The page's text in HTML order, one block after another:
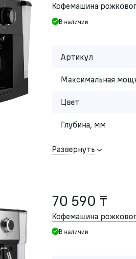
Кофемашина
В наличии
Артикул
Максимальная
Цвет
Глубина, мм
Развернуть
70 590 ₸
Кофемашина
В наличии